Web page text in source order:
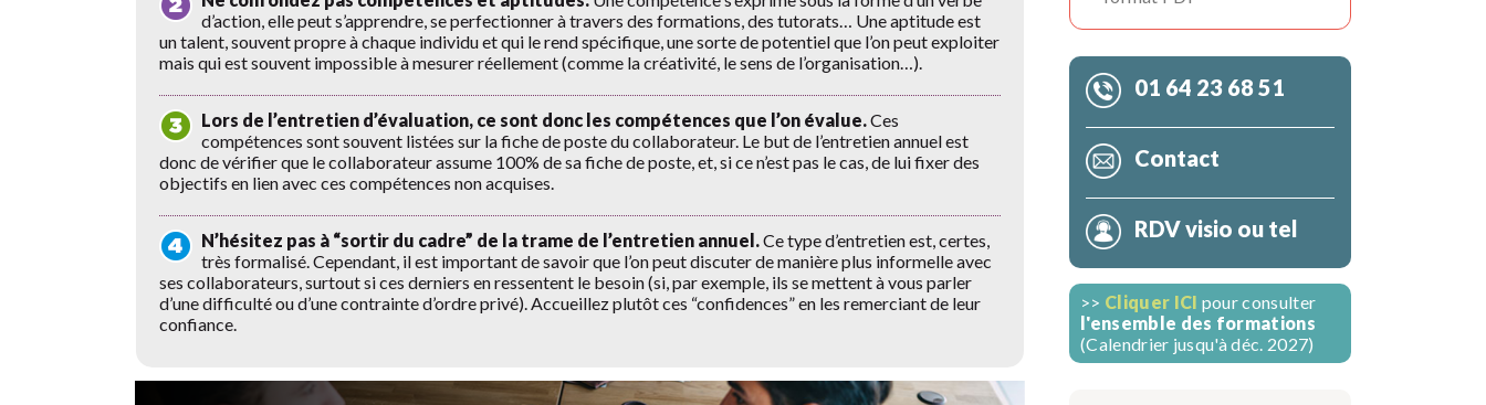
d’action, elle peut s’apprendre, se perfectionner à travers des formations, des tutorats… Une aptitude est
un talent, souvent propre à chaque individu et qui le rend spécifique, une sorte de potentiel que l’on peut exploiter
mais qui est souvent impossible à mesurer réellement (comme la créativité, le sens de l’organisation…).
Lors de l’entretien d’évaluation, ce sont donc les compétences que l’on évalue.Ces
compétences sont souvent listées sur la fiche de poste du collaborateur. Le but de l’entretien annuel est
donc de vérifier que le collaborateur assume 100% de sa fiche de poste, et, si ce n’est pas le cas, de lui fixer des
objectifs en lien avec ces compétences non acquises.
N’hésitez pas à “sortir du cadre” de la trame de l’entretien annuel.Ce type d’entretien est, certes,
très formalisé. Cependant, il est important de savoir que l’on peut discuter de manière plus informelle avec
ses collaborateurs, surtout si ces derniers en ressentent le besoin (si, par exemple, ils se mettent à vous parler
d’une difficulté ou d’une contrainte d’ordre privé). Accueillez plutôt ces “confidences” en les remerciant de leur
confiance.
01 64 23 68 51
Contact
RDV visio ou tel
>> Cliquer ICI pour consulter
l'ensemble des formations
(Calendrier jusqu'à déc. 2027)